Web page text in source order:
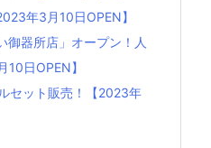
年3月10日OPEN】
御器所店」オープン！人
日OPEN】
セット販売！【2023年